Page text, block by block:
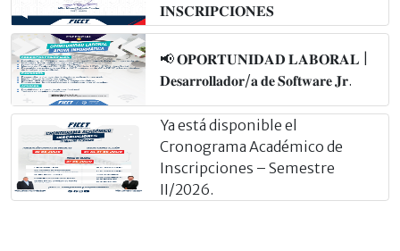
𝐈𝐍𝐒𝐂𝐑𝐈𝐏𝐂𝐈𝐎𝐍𝐄𝐒
📢 𝐎𝐏𝐎𝐑𝐓𝐔𝐍𝐈𝐃𝐀𝐃 𝐋𝐀𝐁𝐎𝐑𝐀𝐋 |
𝐃𝐞𝐬𝐚𝐫𝐫𝐨𝐥𝐥𝐚𝐝𝐨𝐫/𝐚 𝐝𝐞 𝐒𝐨𝐟𝐭𝐰𝐚𝐫𝐞 𝐉𝐫.
Ya está disponible el
Cronograma Académico de
Inscripciones – Semestre
II/2026.